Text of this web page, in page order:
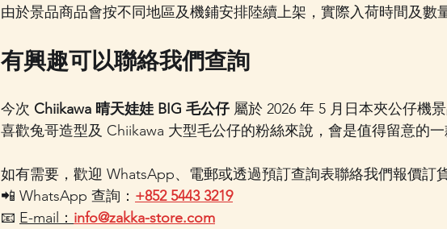
由於景品商品會按不同地區及機鋪安排陸續上架，實際入荷時間及數
有興趣可以聯絡我們查詢
今次 Chiikawa 晴天娃娃 BIG 毛公仔 屬於 2026 年 5 月日本夾公仔機
喜歡兔哥造型及 Chiikawa 大型毛公仔的粉絲來說，會是值得留意的一
如有需要，歡迎 WhatsApp、電郵或透過預訂查詢表聯絡我們報價訂
📲 WhatsApp 查詢： +852 5443 3219
📧 E-mail： info@zakka-store.com